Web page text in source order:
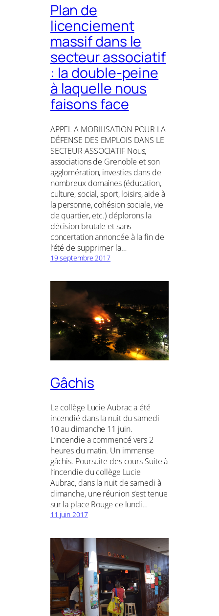
Plan de
licenciement
massif dans le
secteur associatif
: la double-peine
à laquelle nous
faisons face
APPEL A MOBILISATION POUR LA
DÉFENSE DES EMPLOIS DANS LE
SECTEUR ASSOCIATIF Nous,
associations de Grenoble et son
agglomération, investies dans de
nombreux domaines (éducation,
culture, social, sport, loisirs, aide à
la personne, cohésion sociale, vie
de quartier, etc.) déplorons la
décision brutale et sans
concertation annoncée à la fin de
l’été de supprimer la…
19 septembre 2017
Gâchis
Le collège Lucie Aubrac a été
incendié dans la nuit du samedi
10 au dimanche 11 juin.
L’incendie a commencé vers 2
heures du matin. Un immense
gâchis. Poursuite des cours Suite à
l’incendie du collège Lucie
Aubrac, dans la nuit de samedi à
dimanche, une réunion s’est tenue
sur la place Rouge ce lundi…
11 juin 2017